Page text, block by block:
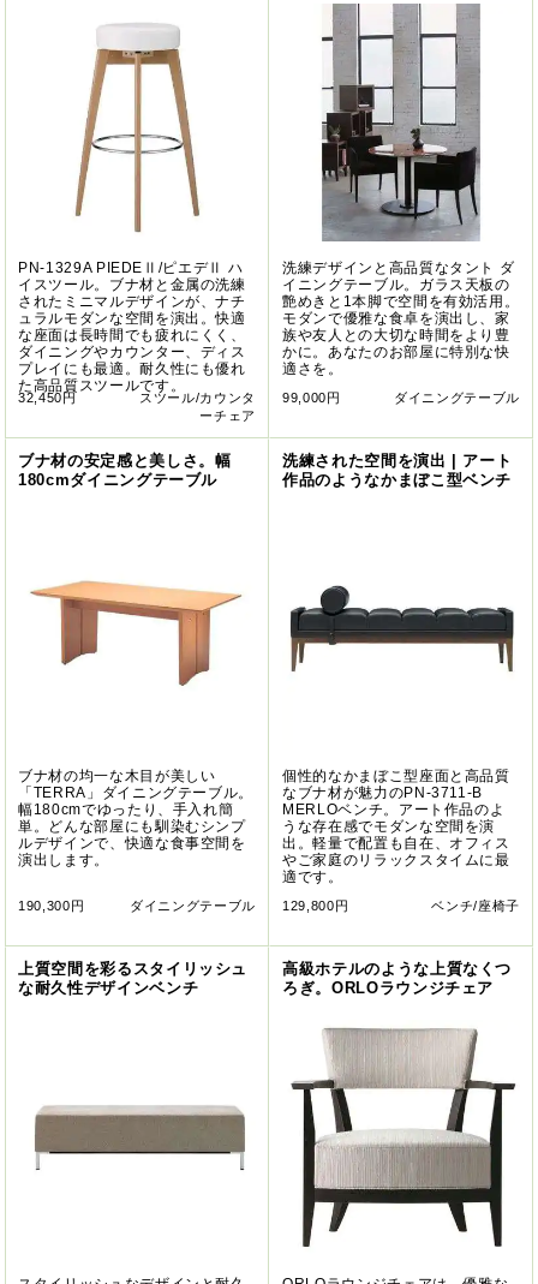
PN-1329A PIEDEⅡ/ピエデⅡ ハ
イスツール。ブナ材と金属の洗練
されたミニマルデザインが、ナチ
ュラルモダンな空間を演出。快適
な座面は長時間でも疲れにくく、
ダイニングやカウンター、ディス
プレイにも最適。耐久性にも優れ
た高品質スツールです。
32,450円
スツール/カウンタ
ーチェア
洗練デザインと高品質なタント ダ
イニングテーブル。ガラス天板の
艶めきと1本脚で空間を有効活用。
モダンで優雅な食卓を演出し、家
族や友人との大切な時間をより豊
かに。あなたのお部屋に特別な快
適さを。
99,000円 ダイニングテーブル
ブナ材の安定感と美しさ。幅
180cmダイニングテーブル
ブナ材の均一な木目が美しい
「TERRA」ダイニングテーブル。
幅180cmでゆったり、手入れ簡
単。どんな部屋にも馴染むシンプ
ルデザインで、快適な食事空間を
演出します。
190,300円 ダイニングテーブル
洗練された空間を演出 | アート
作品のようなかまぼこ型ベンチ
個性的なかまぼこ型座面と高品質
なブナ材が魅力のPN-3711-B
MERLOベンチ。アート作品のよ
うな存在感でモダンな空間を演
出。軽量で配置も自在、オフィス
やご家庭のリラックスタイムに最
適です。
129,800円 ベンチ/座椅子
上質空間を彩るスタイリッシュ
な耐久性デザインベンチ
高級ホテルのような上質なくつ
ろぎ。ORLOラウンジチェア